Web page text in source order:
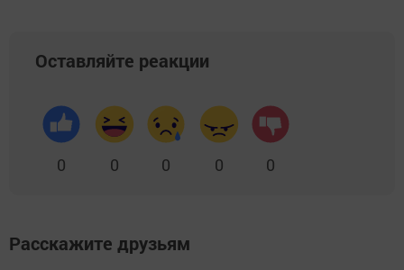
Оставляйте реакции
0 0 0 0 0
Расскажите друзьям